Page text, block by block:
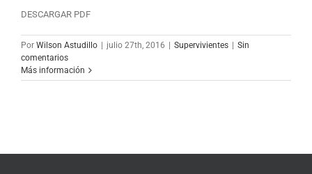
DESCARGAR PDF
Por Wilson Astudillo julio 27th, 2016 Supervivientes
Sin
comentarios
Más información